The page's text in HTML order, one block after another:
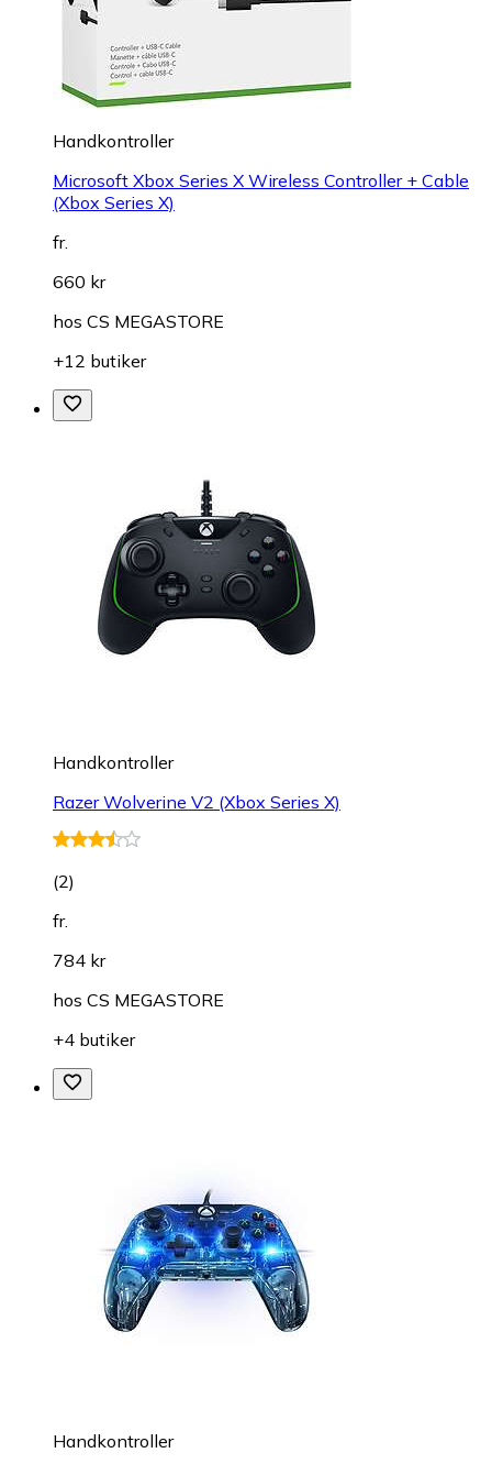
Handkontroller
Microsoft Xbox Series X Wireless Controller + Cable
(Xbox Series X)
fr.
660 kr
hos CS MEGASTORE
+12 butiker
Handkontroller
Razer Wolverine V2 (Xbox Series X)
(2)
fr.
784 kr
hos CS MEGASTORE
+4 butiker
Handkontroller